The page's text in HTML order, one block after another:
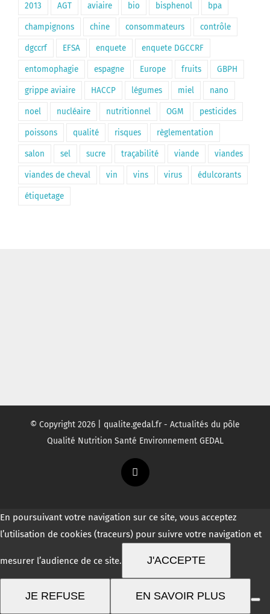
2013 AGT aviaire bio bisphenol bpa
champignons chine consommateurs contrôle
dgccrf EFSA enquete enquete DGCCRF
entomophagie espagne Europe fruits GBPH
grippe aviaire HACCP légumes miel nano
noel nucléaire nutritionnel OGM pesticides
poissons qualité risques règlementation
salon sel sucre traçabilité viande viandes
viandes de cheval vin vins virus édulcorants
étiquetage
© Copyright 2026 | qualite.gedal.fr - Actualités du pôle
Qualité Nutrition Santé Environnement GEDAL
Twitter
En poursuivant votre navigation sur ce site, vous acceptez
l’utilisation de cookies (traceurs) pour suivre votre navigation et
mesurer l’audience de ce site. J'ACCEPTE
JE REFUSE EN SAVOIR PLUS